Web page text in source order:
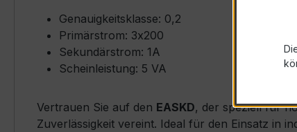
Genauigkeitsklasse: 0,2
Primärstrom: 3x200
Sekundärstrom: 1A
Scheinleistung: 5 VA
Vertrauen Sie auf den EASKD, der speziell für
Zuverlässigkeit vereint. Ideal für den Einsatz in